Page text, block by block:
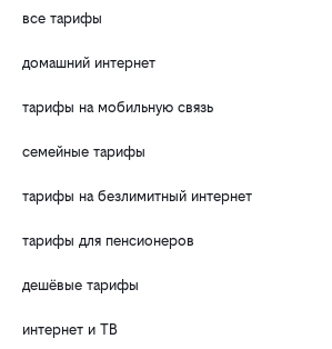
все тарифы
домашний интернет
тарифы на мобильную связь
семейные тарифы
тарифы на безлимитный интернет
тарифы для пенсионеров
дешёвые тарифы
интернет и ТВ